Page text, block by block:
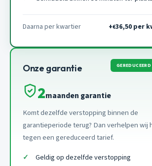
Daarna per kwartier +€36,50 per
Onze garantie
2maanden garantie
Komt dezelfde verstopping binnen de
garantieperiode terug? Dan verhelpen wij
tegen een gereduceerd tarief.
Geldig op dezelfde verstopping